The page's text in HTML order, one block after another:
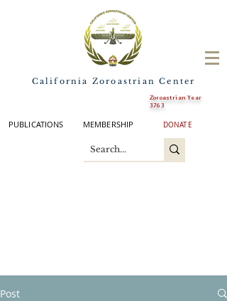
California Zoroastrian Center
Zoroastrian Year
3763
PUBLICATIONS MEMBERSHIP DONATE
Post